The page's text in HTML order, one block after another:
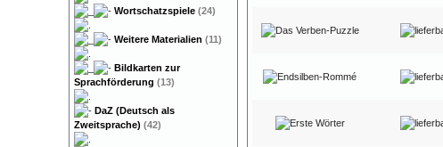
Wortschatzspiele (24)
Weitere Materialien (11)
Bildkarten zur
Sprachförderung (13)
DaZ (Deutsch als
Zweitsprache) (42)